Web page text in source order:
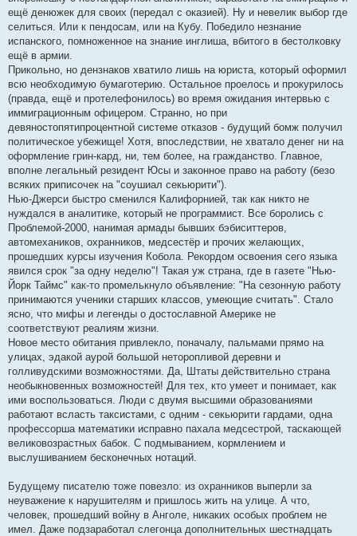
ещё денюжек для своих (передал с оказией). Ну и невелик выбор где
селиться. Или к пендосам, или на Кубу. Победило незнание
испанского, помноженное на знание инглиша, вбитого в бестолковку
ещё в армии.
Прикольно, но дензнаков хватило лишь на юриста, который оформил
всю необходимую бумаготерию. Остальное проелось и прокурилось
(правда, ещё и протелефонилось) во время ожидания интервью с
иммиграционным офицером. Странно, но при
девяностопятипроцентной системе отказов - будущий бомж получил
политическое убежище! Хотя, впоследствии, не хватало денег ни на
оформление грин-кард, ни, тем более, на гражданство. Главное,
вполне легальный резидент Юсы и законное право на работу (безо
всяких приписочек на "соушиал секьюрити").
Нью-Джерси быстро сменился Калифорнией, так как никто не
нуждался в аналитике, который не программист. Все боролись с
Проблемой-2000, нанимая армады бывших бэбиситтеров,
автомехаников, охранников, медсестёр и прочих желающих,
прошедших курсы изучения Кобола. Рекордом освоения сего языка
явился срок "за одну неделю"! Такая уж страна, где в газете "Нью-
Йорк Таймс" как-то промелькнуло объявление: "На сезонную работу
принимаются ученики старших классов, умеющие считать". Стало
ясно, что мифы и легенды о достославной Америке не
соответствуют реалиям жизни.
Новое место обитания привлекло, поначалу, пальмами прямо на
улицах, эдакой аурой большой неторопливой деревни и
голливудскими возможностями. Да, Штаты действительно страна
необыкновенных возможностей! Для тех, кто умеет и понимает, как
ими воспользоваться. Люди с двумя высшими образованиями
работают всласть таксистами, с одним - секьюрити гардами, одна
профессорша математики исправно пахала медсестрой, таскающей
великовозрастных бабок. С подмыванием, кормлением и
выслушиванием бесконечных нотаций.
Будущему писателю тоже повезло: из охранников выперли за
неуважение к нарушителям и пришлось жить на улице. А что,
человек, прошедший войну в Анголе, никаких особых проблем не
имел. Даже подзаработал слегонца дополнительных шестнадцать